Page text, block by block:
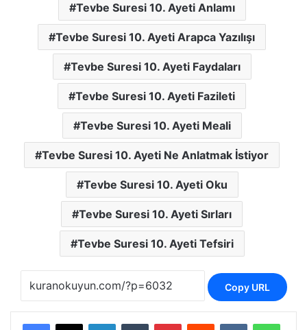
Tevbe Suresi 10. Ayeti Anlamı
Tevbe Suresi 10. Ayeti Arapca Yazılışı
Tevbe Suresi 10. Ayeti Faydaları
Tevbe Suresi 10. Ayeti Fazileti
Tevbe Suresi 10. Ayeti Meali
Tevbe Suresi 10. Ayeti Ne Anlatmak İstiyor
Tevbe Suresi 10. Ayeti Oku
Tevbe Suresi 10. Ayeti Sırları
Tevbe Suresi 10. Ayeti Tefsiri
Copy URL
LinkedInTumblr PinterestReddit VKontakte